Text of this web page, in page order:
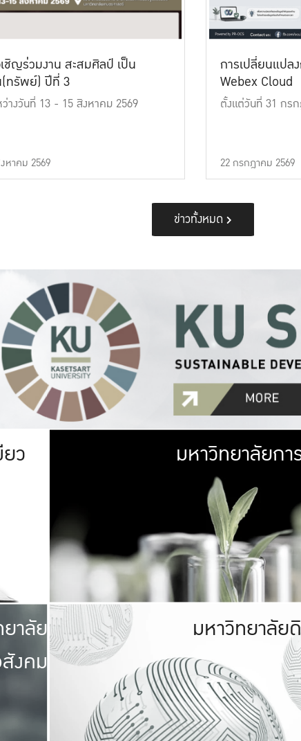
ชิญร่วมงาน สะสมศิลป์ เป็น
ทรัพย์) ปีที่ 3
ว่างวันที่ 13 - 15 สิงหาคม 2569
หาคม 2569
การเปลี่ยนแปล
Webex Cloud
ตั้งแต่วันที่ 31 กร
22 กรกฎาคม 2569
ข่าวทั้งหมด
ว มห
เกษตรศาสต
เป็นป่า
เกษตรในเมือง
ที่นับร
มหาวิทยาลัยกา
าลัย
งคม
มหาวิทยาลัยรับ
ร่วมมือ
มหาวิทยาลัย